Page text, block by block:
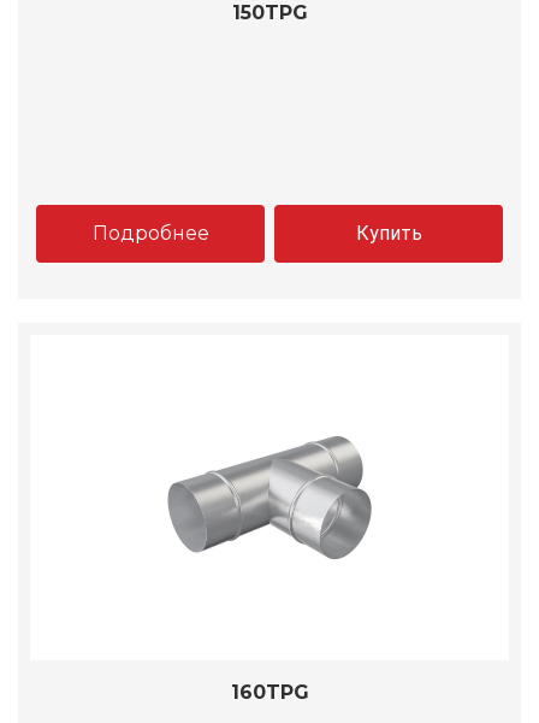
150TPG
Подробнее Купить
160TPG